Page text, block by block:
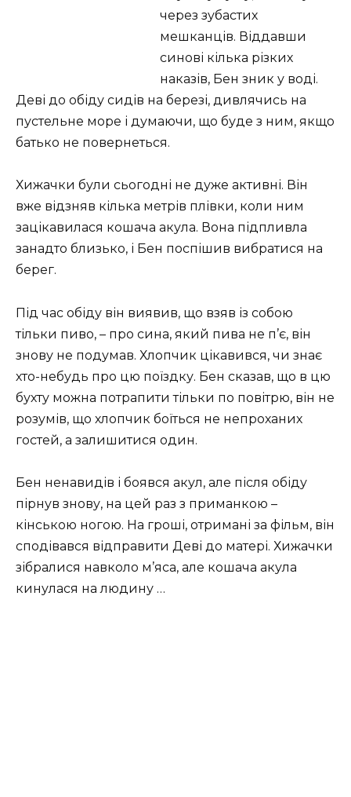
через зубастих
мешканців. Віддавши
синові кілька різких
наказів, Бен зник у воді.
Деві до обіду сидів на березі, дивлячись на
пустельне море і думаючи, що буде з ним, якщо
батько не повернеться.
Хижачки були сьогодні не дуже активні. Він
вже відзняв кілька метрів плівки, коли ним
зацікавилася кошача акула. Вона підпливла
занадто близько, і Бен поспішив вибратися на
берег.
Під час обіду він виявив, що взяв із собою
тільки пиво, – про сина, який пива не п’є, він
знову не подумав. Хлопчик цікавився, чи знає
хто-небудь про цю поїздку. Бен сказав, що в цю
бухту можна потрапити тільки по повітрю, він не
розумів, що хлопчик боїться не непроханих
гостей, а залишитися один.
Бен ненавидів і боявся акул, але після обіду
пірнув знову, на цей раз з приманкою –
кінською ногою. На гроші, отримані за фільм, він
сподівався відправити Деві до матері. Хижачки
зібралися навколо м’яса, але кошача акула
кинулася на людину …